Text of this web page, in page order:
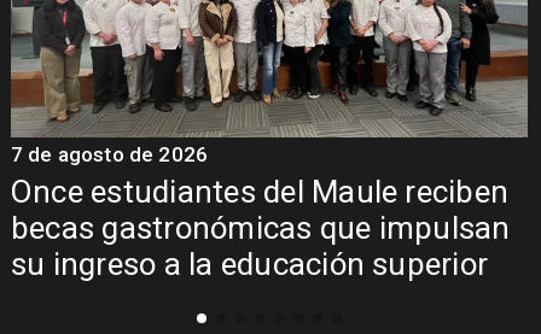
Once estudiantes del Maule reciben
becas gastronómicas que impulsan
su ingreso a la educación superior
7 de agosto de 2026